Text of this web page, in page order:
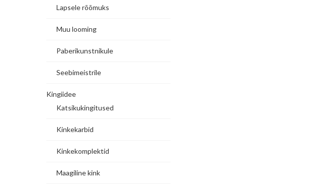
Lapsele rõõmuks
Muu looming
Paberikunstnikule
Seebimeistrile
Kingiidee
Katsikukingitused
Kinkekarbid
Kinkekomplektid
Maagiline kink